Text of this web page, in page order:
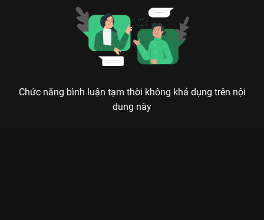
Chức năng bình luận tạm thời không khả dụng trên nội
dung này